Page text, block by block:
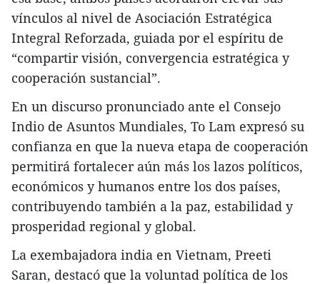
vínculos al nivel de Asociación Estratégica
Integral Reforzada, guiada por el espíritu de
“compartir visión, convergencia estratégica y
cooperación sustancial”.
En un discurso pronunciado ante el Consejo
Indio de Asuntos Mundiales, To Lam expresó su
confianza en que la nueva etapa de cooperación
permitirá fortalecer aún más los lazos políticos,
económicos y humanos entre los dos países,
contribuyendo también a la paz, estabilidad y
prosperidad regional y global.
La exembajadora india en Vietnam, Preeti
Saran, destacó que la voluntad política de los